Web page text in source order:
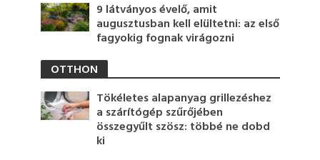
9 látványos évelő, amit
augusztusban kell elültetni: az első
fagyokig fognak virágozni
OTTHON
Tökéletes alapanyag grillezéshez
a szárítógép szűrőjében
összegyűlt szösz: többé ne dobd
ki